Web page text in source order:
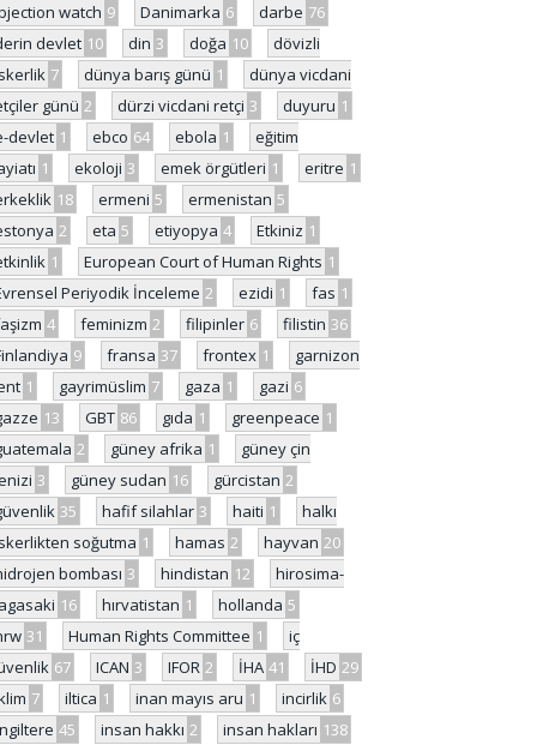
watch 9 Danimarka 6 darbe 76
devlet 10 din 3 doğa 10
dövizli
7 dünya barış günü 1
dünya vicdani
günü 2 dürzi vicdani retçi 3 duyuru 1
devlet 1 ebco 64 ebola 1
eğitim
1 ekoloji 3 emek örgütleri 1 eritre 1
18 ermeni 5 ermenistan 5
2 eta 5 etiyopya 4 Etkiniz 1
1 European Court of Human Rights 1
Periyodik İnceleme 2 ezidi 1 fas 1
4 feminizm 2 filipinler 6 filistin 36
9 fransa 37 frontex 1
garnizon
1 gayrimüslim 7 gaza 1 gazi 6
13 GBT 86 gıda 1 greenpeace 1
2 güney afrika 1
güney çin
3 güney sudan 16 gürcistan 2
35 hafif silahlar 3 haiti 1
halkı
soğutma 1 hamas 2 hayvan 20
bombası 3 hindistan 12
hirosima-
16 hırvatistan 1 hollanda 5
31 Human Rights Committee 1
iç
67 ICAN 3 IFOR 2 İHA 41 İHD 29
7 iltica 1 inan mayıs aru 1 incirlik 6
45 insan hakkı 2 insan hakları 138